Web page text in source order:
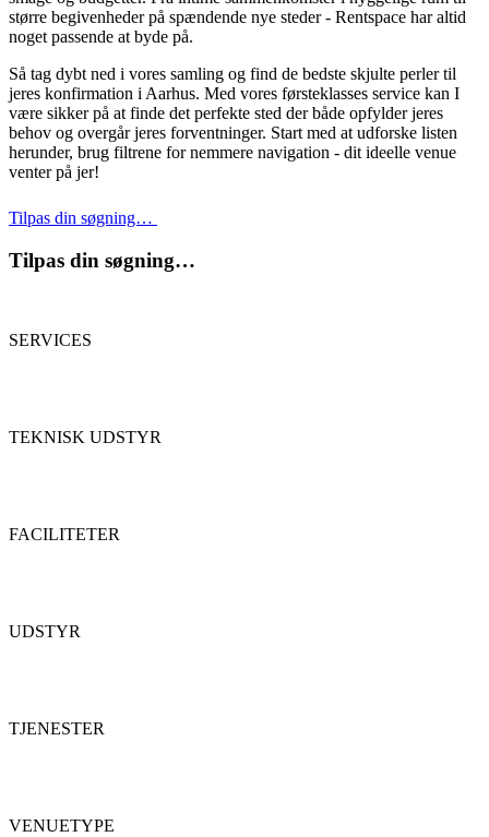
større begivenheder på spændende nye steder - Rentspace har altid
noget passende at byde på.
Så tag dybt ned i vores samling og find de bedste skjulte perler til
jeres konfirmation i Aarhus. Med vores førsteklasses service kan I
være sikker på at finde det perfekte sted der både opfylder jeres
behov og overgår jeres forventninger. Start med at udforske listen
herunder, brug filtrene for nemmere navigation - dit ideelle venue
venter på jer!
Tilpas din søgning…
Tilpas din søgning…
SERVICES
TEKNISK UDSTYR
FACILITETER
UDSTYR
TJENESTER
VENUETYPE